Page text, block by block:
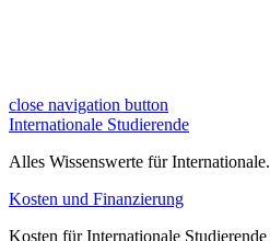
close navigation button
Internationale Studierende
Alles Wissenswerte für Internationale.
Kosten und Finanzierung
Kosten für Internationale Studierende